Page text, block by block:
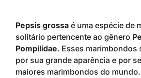
Pepsis grossa é uma espécie de
solitário pertencente ao gênero
Pompilidae. Esses marimbondos
por sua grande aparência e por
maiores marimbondos do